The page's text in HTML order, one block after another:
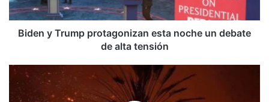
debate
de
altaBiden y Trump protagonizan esta noche un debate
de alta tensión
Tres
fallecidos